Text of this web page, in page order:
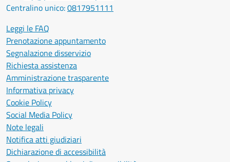
Centralino unico:0817951111
Leggi le FAQ
Prenotazione appuntamento
Segnalazione disservizio
Richiesta assistenza
Amministrazione trasparente
Informativa privacy
Cookie Policy
Social Media Policy
Note legali
Notifica atti giudiziari
Dichiarazione di accessibilità